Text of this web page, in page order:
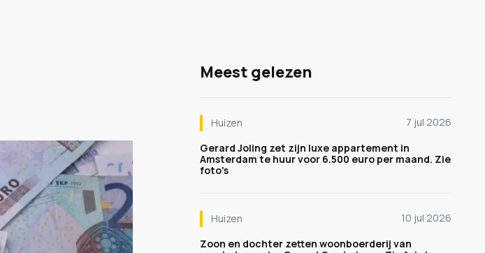
Meest gelezen
Huizen
7 jul 2026
Gerard Joling zet zijn luxe appartement in
Amsterdam te huur voor 6.500 euro per maand. Zie
foto's
Huizen
10 jul 2026
Zoon en dochter zetten woonboerderij van